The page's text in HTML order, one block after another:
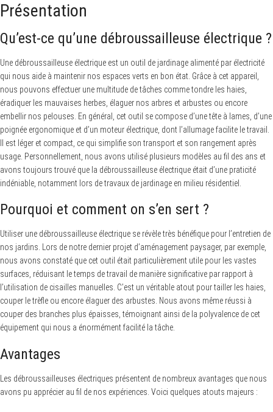
Présentation
Qu’est-ce qu’une débroussailleuse électrique ?
Une débroussailleuse électrique est un outil de jardinage alimenté par électricité
qui nous aide à maintenir nos espaces verts en bon état. Grâce à cet appareil,
nous pouvons effectuer une multitude de tâches comme tondre les haies,
éradiquer les mauvaises herbes, élaguer nos arbres et arbustes ou encore
embellir nos pelouses. En général, cet outil se compose d’une tête à lames, d’une
poignée ergonomique et d’un moteur électrique, dont l’allumage facilite le travail.
Il est léger et compact, ce qui simplifie son transport et son rangement après
usage. Personnellement, nous avons utilisé plusieurs modèles au fil des ans et
avons toujours trouvé que la débroussailleuse électrique était d’une praticité
indéniable, notamment lors de travaux de jardinage en milieu résidentiel.
Pourquoi et comment on s’en sert ?
Utiliser une débroussailleuse électrique se révèle très bénéfique pour l’entretien de
nos jardins. Lors de notre dernier projet d’aménagement paysager, par exemple,
nous avons constaté que cet outil était particulièrement utile pour les vastes
surfaces, réduisant le temps de travail de manière significative par rapport à
l’utilisation de cisailles manuelles. C’est un véritable atout pour tailler les haies,
couper le trèfle ou encore élaguer des arbustes. Nous avons même réussi à
couper des branches plus épaisses, témoignant ainsi de la polyvalence de cet
équipement qui nous a énormément facilité la tâche.
Avantages
Les débroussailleuses électriques présentent de nombreux avantages que nous
avons pu apprécier au fil de nos expériences. Voici quelques atouts majeurs :